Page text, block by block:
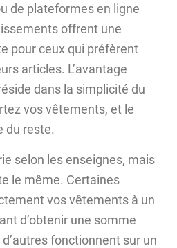
de plateformes en ligne
offrent une
pour ceux qui préfèrent
articles. L’avantage
dans la simplicité du
vos vêtements, et le
du reste.
selon les enseignes, mais
le même. Certaines
vos vêtements à un
d’obtenir une somme
fonctionnent sur un